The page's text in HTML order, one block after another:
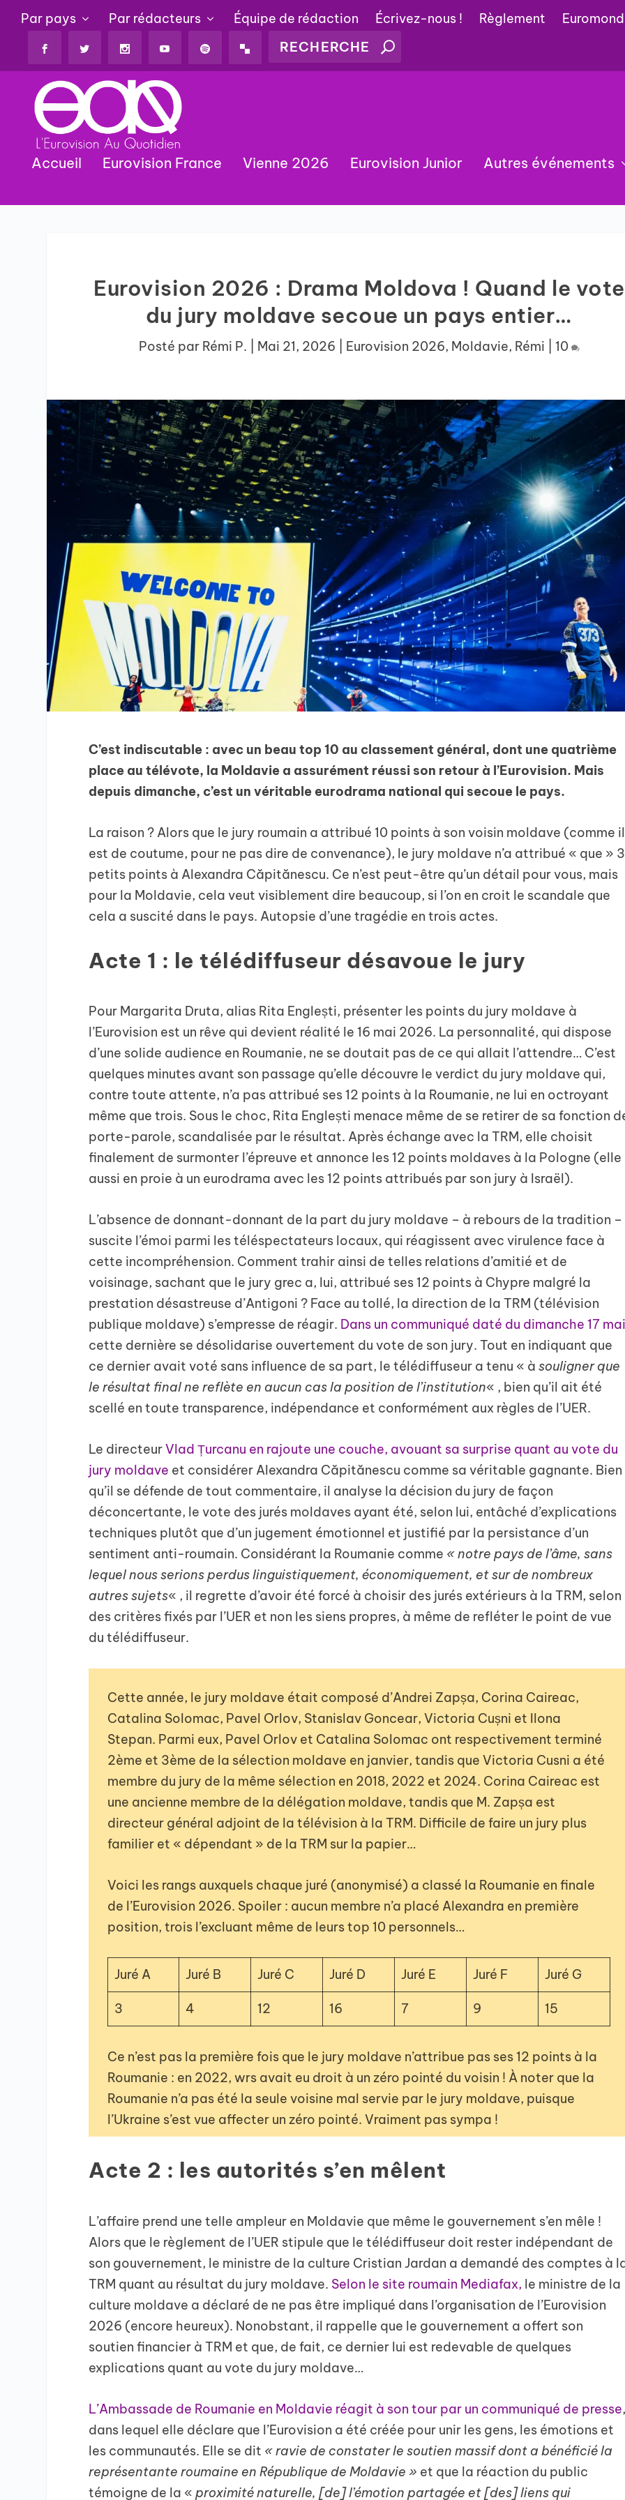
Par pays Par rédacteurs Équipe de rédaction Écrivez-nous ! Règlement
Accueil Eurovision France Vienne 2026 Eurovision Junior Autres événements
Eurovision 2026 : Drama Moldova ! Quand le vote
du jury moldave secoue un pays entier…
Posté par Rémi P. Mai 21, 2026 Eurovision 2026, Moldavie, Rémi 10
C’est indiscutable : avec un beau top 10 au classement général, dont une quatrième
place au télévote, la Moldavie a assurément réussi son retour à l’Eurovision. Mais
depuis dimanche, c’est un véritable eurodrama national qui secoue le pays.
La raison ? Alors que le jury roumain a attribué 10 points à son voisin moldave (comme il
est de coutume, pour ne pas dire de convenance), le jury moldave n’a attribué « que » 3
petits points à Alexandra Căpitănescu. Ce n’est peut-être qu’un détail pour vous, mais
pour la Moldavie, cela veut visiblement dire beaucoup, si l’on en croit le scandale que
cela a suscité dans le pays. Autopsie d’une tragédie en trois actes.
Acte 1 : le télédiffuseur désavoue le jury
Pour Margarita Druta, alias Rita Englești, présenter les points du jury moldave à
l’Eurovision est un rêve qui devient réalité le 16 mai 2026. La personnalité, qui dispose
d’une solide audience en Roumanie, ne se doutait pas de ce qui allait l’attendre… C’est
quelques minutes avant son passage qu’elle découvre le verdict du jury moldave qui,
contre toute attente, n’a pas attribué ses 12 points à la Roumanie, ne lui en octroyant
même que trois. Sous le choc, Rita Englești menace même de se retirer de sa fonction
porte-parole, scandalisée par le résultat. Après échange avec la TRM, elle choisit
finalement de surmonter l’épreuve et annonce les 12 points moldaves à la Pologne (elle
aussi en proie à un eurodrama avec les 12 points attribués par son jury à Israël).
L’absence de donnant-donnant de la part du jury moldave – à rebours de la tradition –
suscite l’émoi parmi les téléspectateurs locaux, qui réagissent avec virulence face à
cette incompréhension. Comment trahir ainsi de telles relations d’amitié et de
voisinage, sachant que le jury grec a, lui, attribué ses 12 points à Chypre malgré la
prestation désastreuse d’Antigoni ? Face au tollé, la direction de la TRM (télévision
publique moldave) s’empresse de réagir. Dans un communiqué daté du dimanche 17
cette dernière se désolidarise ouvertement du vote de son jury. Tout en indiquant que
ce dernier avait voté sans influence de sa part, le télédiffuseur a tenu « àsouligner que
le résultat final ne reflète en aucun cas la position de l’institution« , bien qu’il ait été
scellé en toute transparence, indépendance et conformément aux règles de l’UER.
Le directeurVlad Țurcanu en rajoute une couche, avouant sa surprise quant au vote du
jury moldave et considérer Alexandra Căpitănescu comme sa véritable gagnante. Bien
qu’il se défende de tout commentaire, il analyse la décision du jury de façon
déconcertante, le vote des jurés moldaves ayant été, selon lui, entâché d’explications
techniques plutôt que d’un jugement émotionnel et justifié par la persistance d’un
sentiment anti-roumain. Considérant la Roumanie comme « notre pays de l’âme, sans
lequel nous serions perdus linguistiquement, économiquement, et sur de nombreux
autres sujets« , il regrette d’avoir été forcé à choisir des jurés extérieurs à la TRM, selon
des critères fixés par l’UER et non les siens propres, à même de refléter le point de vue
du télédiffuseur.
Cette année, le jury moldave était composé d’Andrei Zapșa, Corina Caireac,
Catalina Solomac, Pavel Orlov, Stanislav Goncear, Victoria Cușni et Ilona
Stepan. Parmi eux, Pavel Orlov et Catalina Solomac ont respectivement terminé
2ème et 3ème de la sélection moldave en janvier, tandis que Victoria Cusni a été
membre du jury de la même sélection en 2018, 2022 et 2024. Corina Caireac est
une ancienne membre de la délégation moldave, tandis que M. Zapșa est
directeur général adjoint de la télévision à la TRM. Difficile de faire un jury plus
familier et « dépendant » de la TRM sur la papier…
Voici les rangs auxquels chaque juré (anonymisé) a classé la Roumanie en finale
de l’Eurovision 2026. Spoiler : aucun membre n’a placé Alexandra en première
position, trois l’excluant même de leurs top 10 personnels…
Juré A Juré B Juré C Juré D Juré E Juré F Juré G
3 4 12 16 7 9 15
Ce n’est pas la première fois que le jury moldave n’attribue pas ses 12 points à la
Roumanie : en 2022, wrs avait eu droit à un zéro pointé du voisin ! À noter que la
Roumanie n’a pas été la seule voisine mal servie par le jury moldave, puisque
l’Ukraine s’est vue affecter un zéro pointé. Vraiment pas sympa !
Acte 2 : les autorités s’en mêlent
L’affaire prend une telle ampleur en Moldavie que même le gouvernement s’en mêle !
Alors que le règlement de l’UER stipule que le télédiffuseur doit rester indépendant de
son gouvernement, le ministre de la culture Cristian Jardan a demandé des comptes à
TRM quant au résultat du jury moldave. Selon le site roumain Mediafax, le ministre de la
culture moldave a déclaré de ne pas être impliqué dans l’organisation de l’Eurovision
2026 (encore heureux). Nonobstant, il rappelle que le gouvernement a offert son
soutien financier à TRM et que, de fait, ce dernier lui est redevable de quelques
explications quant au vote du jury moldave…
L’Ambassade de Roumanie en Moldavie réagit à son tour par un communiqué de presse
dans lequel elle déclare que l’Eurovision a été créée pour unir les gens, les émotions et
les communautés. Elle se dit « ravie de constater le soutien massif dont a bénéficié la
représentante roumaine en République de Moldavie » et que la réaction du public
témoigne de la «proximité naturelle, [de] l’émotion partagée et [des] liens qui